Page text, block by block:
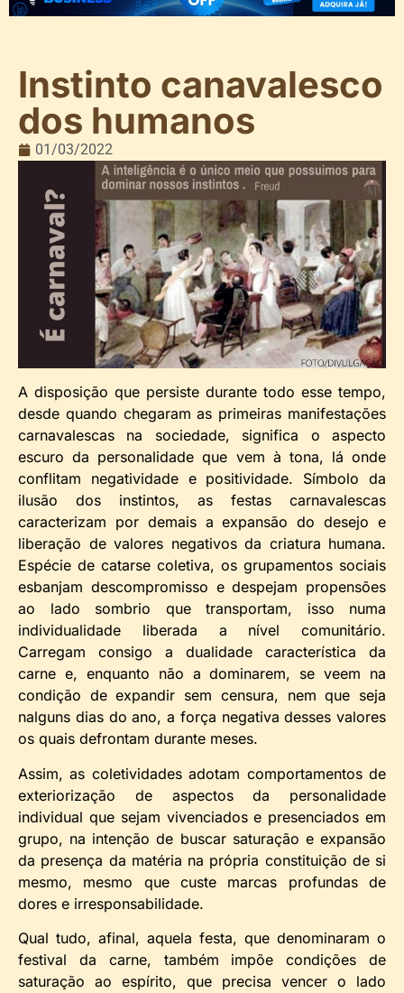
Instinto canavalesco
dos humanos
01/03/2022
A disposição que persiste durante todo esse tempo,
desde quando chegaram as primeiras manifestações
carnavalescas na sociedade, significa o aspecto
escuro da personalidade que vem à tona, lá onde
conflitam negatividade e positividade. Símbolo da
ilusão dos instintos, as festas carnavalescas
caracterizam por demais a expansão do desejo e
liberação de valores negativos da criatura humana.
Espécie de catarse coletiva, os grupamentos sociais
esbanjam descompromisso e despejam propensões
ao lado sombrio que transportam, isso numa
individualidade liberada a nível comunitário.
Carregam consigo a dualidade característica da
carne e, enquanto não a dominarem, se veem na
condição de expandir sem censura, nem que seja
nalguns dias do ano, a força negativa desses valores
os quais defrontam durante meses.
Assim, as coletividades adotam comportamentos de
exteriorização de aspectos da personalidade
individual que sejam vivenciados e presenciados em
grupo, na intenção de buscar saturação e expansão
da presença da matéria na própria constituição de si
mesmo, mesmo que custe marcas profundas de
dores e irresponsabilidade.
Qual tudo, afinal, aquela festa, que denominaram o
festival da carne, também impõe condições de
saturação ao espírito, que precisa vencer o lado